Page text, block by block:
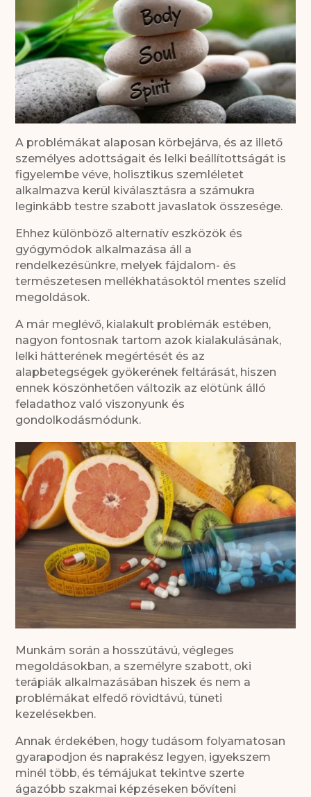
A problémákat alaposan körbejárva, és az illető
személyes adottságait és lelki beállítottságát is
figyelembe véve, holisztikus szemléletet
alkalmazva kerül kiválasztásra a számukra
leginkább testre szabott javaslatok összesége.
Ehhez különböző alternatív eszközök és
gyógymódok alkalmazása áll a
rendelkezésünkre, melyek fájdalom- és
természetesen mellékhatásoktól mentes szelíd
megoldások.
A már meglévő, kialakult problémák estében,
nagyon fontosnak tartom azok kialakulásának,
lelki hátterének megértését és az
alapbetegségek gyökerének feltárását, hiszen
ennek köszönhetően változik az elötünk álló
feladathoz való viszonyunk és
gondolkodásmódunk.
Munkám során a hosszútávú, végleges
megoldásokban, a személyre szabott, oki
terápiák alkalmazásában hiszek és nem a
problémákat elfedő rövidtávú, tüneti
kezelésekben.
Annak érdekében, hogy tudásom folyamatosan
gyarapodjon és naprakész legyen, igyekszem
minél több, és témájukat tekintve szerte
ágazóbb szakmai képzéseken bővíteni